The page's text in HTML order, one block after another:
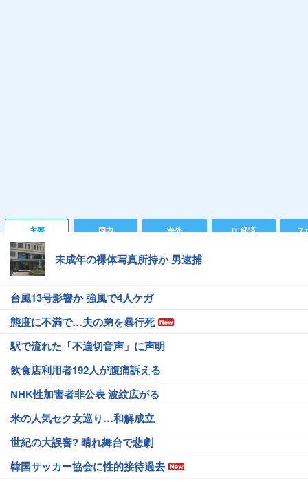
主要 国内 海外 IT 経済 ス
未成年の裸体写真所持か 男逮捕
台風13号影響か 強風で4人ケガ
態度に不満で…夫の弟を暴行死
駅で流れた「不適切音声」に声明
飲食店利用者192人が腹痛訴える
NHK性加害者非公表 波紋広がる
米の人気セク女巡り…和解成立
世紀の大誤審? 晴れ舞台で悲劇
韓国サッカー協会に性的接待過去